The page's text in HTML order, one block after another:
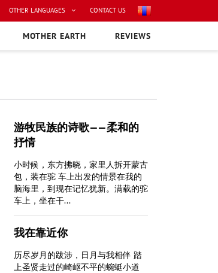
OTHER LANGUAGES CONTACT US
MOTHER EARTH REVIEWS
游牧民族的诗歌——柔和的
抒情
小时候，东方拂晓，家里人拆开蒙古
包，装在驼 车上出发的情景在我的
脑海里，到现在记忆犹新。满载的驼
车上，坐在干...
我在靠近你
历尽岁月的跋涉，日月与我相伴 踏
上圣贤走过的崎岖不平的蜿蜓小道